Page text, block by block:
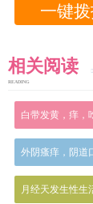
一键
相关阅读
READING
白带发黄，痒，
外阴瘙痒，阴道
月经天发生性生